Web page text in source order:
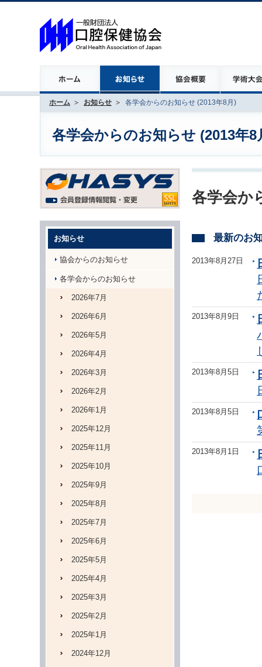
ホーム お知らせ 各学会からのお知らせ (2013年8月)
各学会からのお知らせ (2013年8
各学会か
最新のお
2013年8月27日
2013年8月9日
2013年8月5日
2013年8月5日
2013年8月1日
お知らせ
協会からのお知らせ
各学会からのお知らせ
2026年7月
2026年6月
2026年5月
2026年4月
2026年3月
2026年2月
2026年1月
2025年12月
2025年11月
2025年10月
2025年9月
2025年8月
2025年7月
2025年6月
2025年5月
2025年4月
2025年3月
2025年2月
2025年1月
2024年12月